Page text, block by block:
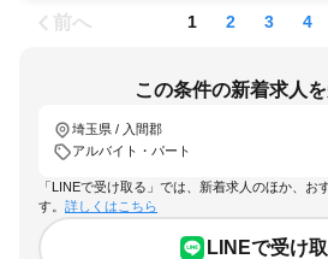
前へ 1 2 3 4
この条件の新着求人
埼玉県 / 入間郡
アルバイト・パート
「LINEで受け取る」では、新着求人のほか、お
す。 詳しくはこちら
LINEで受け